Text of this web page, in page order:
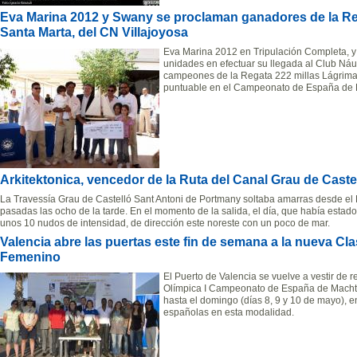
Eva Marina 2012 y Swany se proclaman ganadores de la
Santa Marta, del CN Villajoyosa
Eva Marina 2012 en Tripulación Completa,
unidades en efectuar su llegada al Club
campeones de la Regata 222 millas
puntuable en el Campeonato de España de
Arkitektonica, vencedor de la Ruta del Canal Grau de
La Travessía Grau de Castelló Sant Antoni de Portmany soltaba amarras desde
pasadas las ocho de la tarde. En el momento de la salida, el día, que había
unos 10 nudos de intensidad, de dirección este noreste con un poco de mar.
Valencia abre las puertas este fin de semana a la nueva
Femenino
El Puerto de Valencia se vuelve a vestir de
Olímpica I Campeonato de España de
hasta el domingo (días 8, 9 y 10 de mayo),
españolas en esta modalidad.